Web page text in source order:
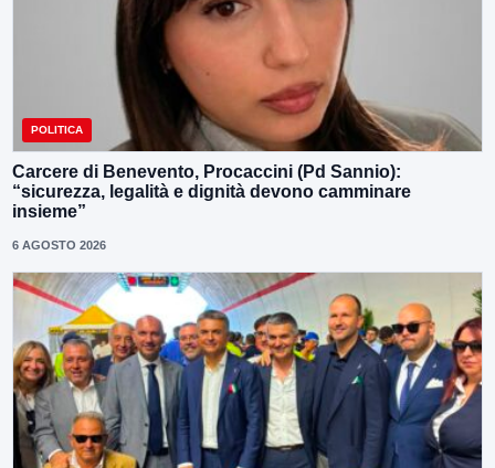
POLITICA
Carcere di Benevento, Procaccini (Pd Sannio):
“sicurezza, legalità e dignità devono camminare
insieme”
6 AGOSTO 2026